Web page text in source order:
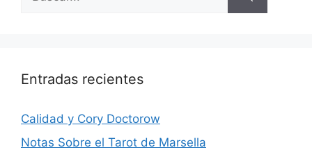
Entradas recientes
Calidad y Cory Doctorow
Notas Sobre el Tarot de Marsella